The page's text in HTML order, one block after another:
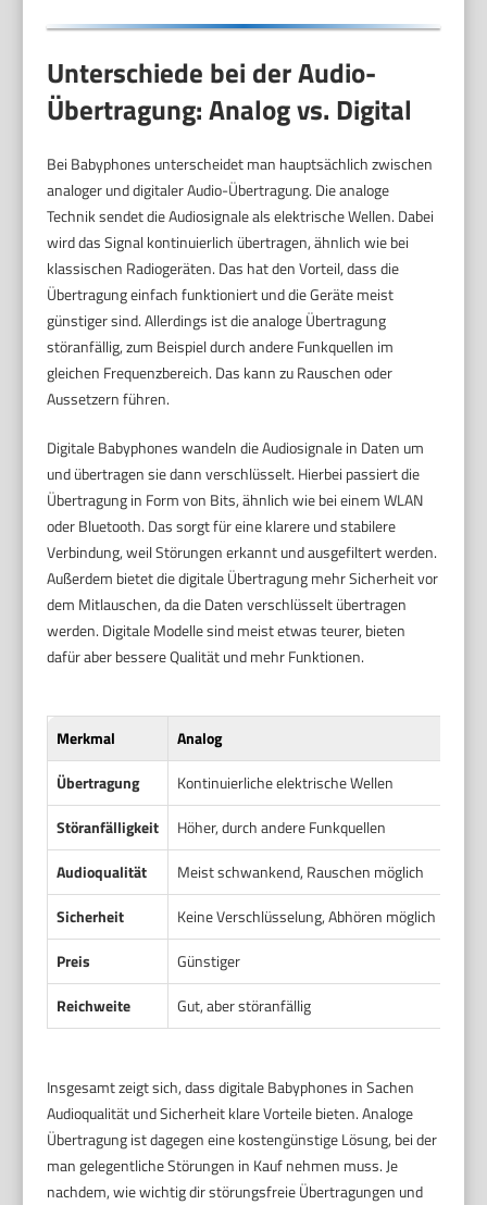
Unterschiede bei der Audio-
Übertragung: Analog vs. Digital
Bei Babyphones unterscheidet man hauptsächlich zwischen
analoger und digitaler Audio-Übertragung. Die analoge
Technik sendet die Audiosignale als elektrische Wellen. Dabei
wird das Signal kontinuierlich übertragen, ähnlich wie bei
klassischen Radiogeräten. Das hat den Vorteil, dass die
Übertragung einfach funktioniert und die Geräte meist
günstiger sind. Allerdings ist die analoge Übertragung
störanfällig, zum Beispiel durch andere Funkquellen im
gleichen Frequenzbereich. Das kann zu Rauschen oder
Aussetzern führen.
Digitale Babyphones wandeln die Audiosignale in Daten um
und übertragen sie dann verschlüsselt. Hierbei passiert die
Übertragung in Form von Bits, ähnlich wie bei einem WLAN
oder Bluetooth. Das sorgt für eine klarere und stabilere
Verbindung, weil Störungen erkannt und ausgefiltert werden.
Außerdem bietet die digitale Übertragung mehr Sicherheit vor
dem Mitlauschen, da die Daten verschlüsselt übertragen
werden. Digitale Modelle sind meist etwas teurer, bieten
dafür aber bessere Qualität und mehr Funktionen.
Merkmal Analog
Übertragung
Kontinuierliche elektrische Wellen
Störanfälligkeit
Höher, durch andere Funkquellen
Audioqualität
Meist schwankend, Rauschen möglich
Sicherheit
Keine Verschlüsselung, Abhören möglich
Preis
Günstiger
Reichweite
Gut, aber störanfällig
Insgesamt zeigt sich, dass digitale Babyphones in Sachen
Audioqualität und Sicherheit klare Vorteile bieten. Analoge
Übertragung ist dagegen eine kostengünstige Lösung, bei der
man gelegentliche Störungen in Kauf nehmen muss. Je
nachdem, wie wichtig dir störungsfreie Übertragungen und